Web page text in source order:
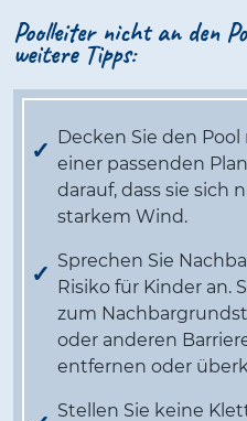
Poolleiter nicht an den
weitere Tipps:
Decken Sie den
einer passenden
darauf, dass sie sich
starkem Wind.
Sprechen Sie
Risiko für Kinder an.
zum
oder anderen
entfernen oder
Stellen Sie keine